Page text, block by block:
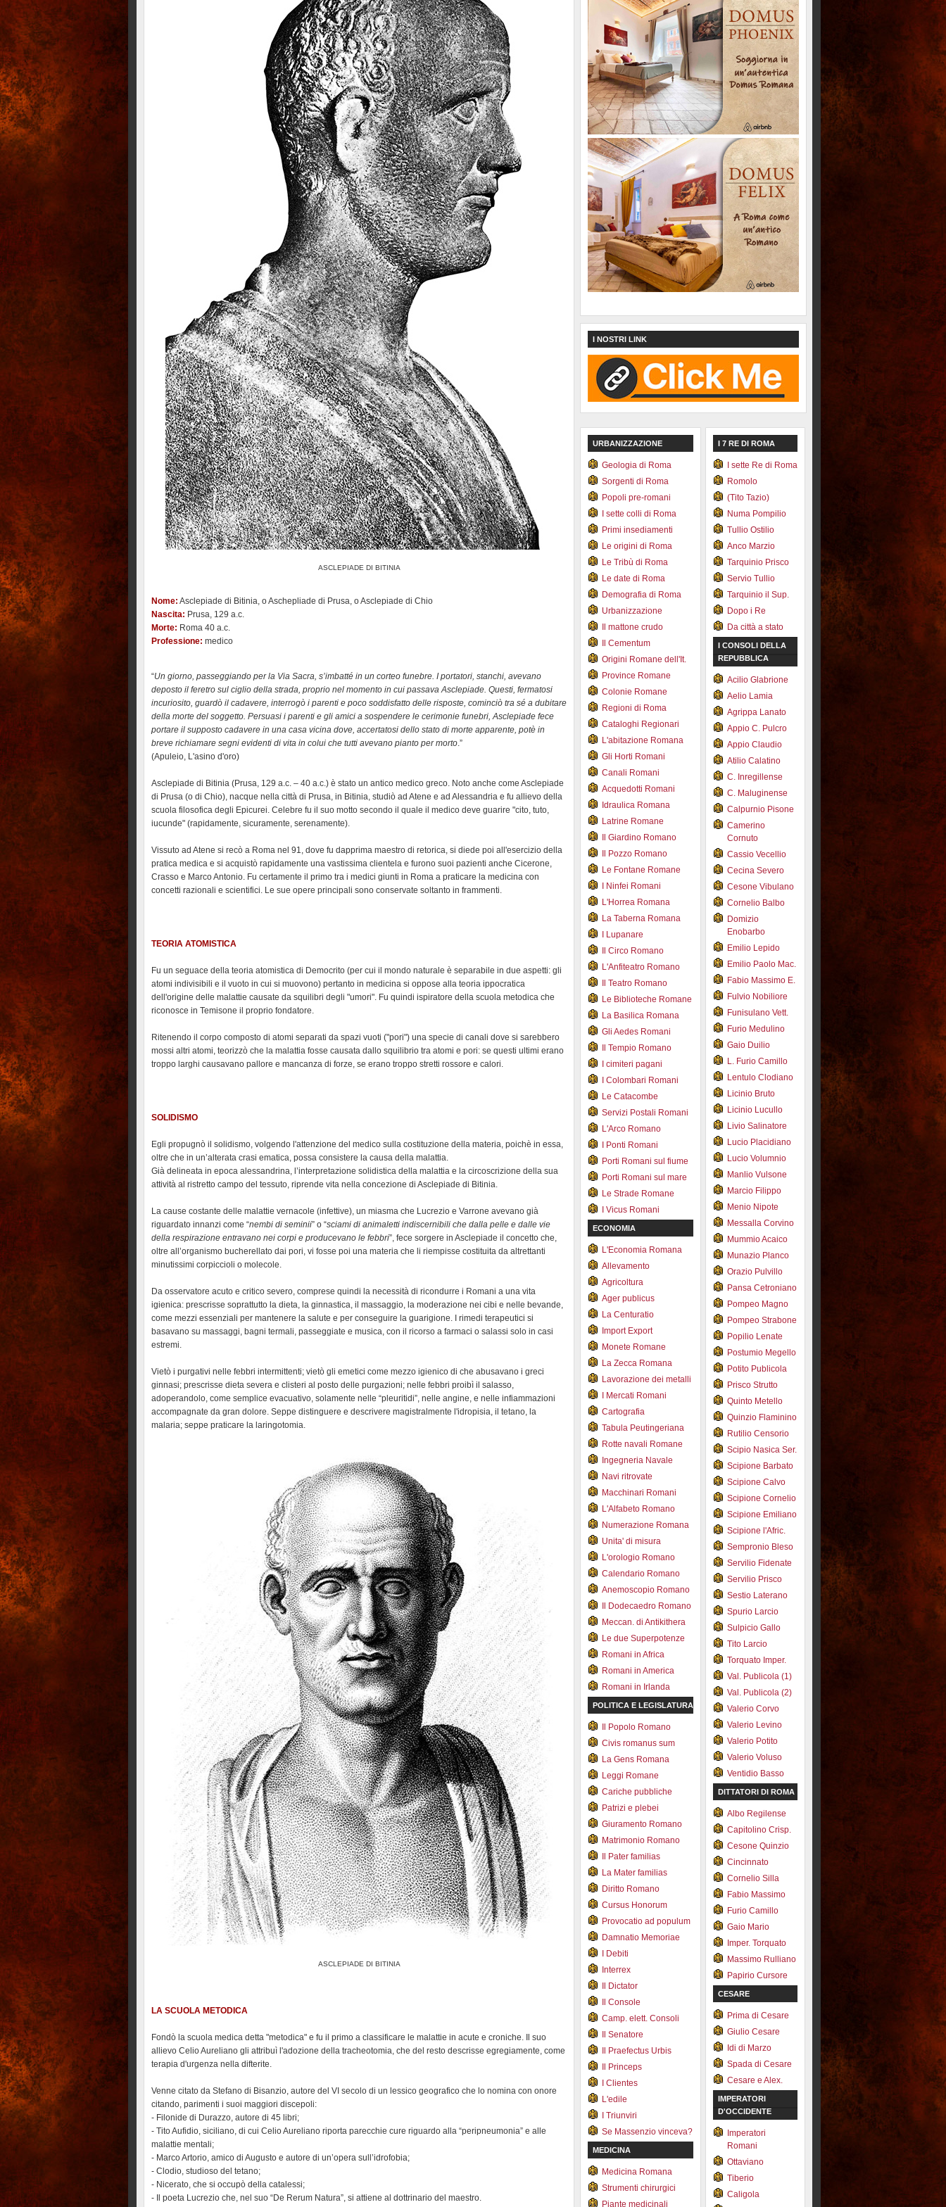
ASCLEPIADE DI BITINIA
Nome: Asclepiade di Bitinia, o Aschepliade di Prusa, o Asclepiade di Chio
Nascita: Prusa, 129 a.c.
Morte: Roma 40 a.c.
Professione: medico
“Un giorno, passeggiando per la Via Sacra, s’imbatté in un corteo funebre. I portatori, stanchi, avevano
deposto il feretro sul ciglio della strada, proprio nel momento in cui passava Asclepiade. Questi, fermatosi
incuriosito, guardò il cadavere, interrogò i parenti e poco soddisfatto delle risposte, cominciò tra sé a dubitare
della morte del soggetto. Persuasi i parenti e gli amici a sospendere le cerimonie funebri, Asclepiade fece
portare il supposto cadavere in una casa vicina dove, accertatosi dello stato di morte apparente, potè in
breve richiamare segni evidenti di vita in colui che tutti avevano pianto per morto.”
(Apuleio, L'asino d'oro)
Asclepiade di Bitinia (Prusa, 129 a.c. – 40 a.c.) è stato un antico medico greco. Noto anche come Asclepiade
di Prusa (o di Chio), nacque nella città di Prusa, in Bitinia, studiò ad Atene e ad Alessandria e fu allievo della
scuola filosofica degli Epicurei. Celebre fu il suo motto secondo il quale il medico deve guarire "cito, tuto,
iucunde" (rapidamente, sicuramente, serenamente).
Vissuto ad Atene si recò a Roma nel 91, dove fu dapprima maestro di retorica, si diede poi all'esercizio della
pratica medica e si acquistò rapidamente una vastissima clientela e furono suoi pazienti anche Cicerone,
Crasso e Marco Antonio. Fu certamente il primo tra i medici giunti in Roma a praticare la medicina con
concetti razionali e scientifici. Le sue opere principali sono conservate soltanto in frammenti.
TEORIA ATOMISTICA
Fu un seguace della teoria atomistica di Democrito (per cui il mondo naturale è separabile in due aspetti: gli
atomi indivisibili e il vuoto in cui si muovono) pertanto in medicina si oppose alla teoria ippocratica
dell'origine delle malattie causate da squilibri degli "umori". Fu quindi ispiratore della scuola metodica che
riconosce in Temisone il proprio fondatore.
Ritenendo il corpo composto di atomi separati da spazi vuoti ("pori") una specie di canali dove si sarebbero
mossi altri atomi, teorizzò che la malattia fosse causata dallo squilibrio tra atomi e pori: se questi ultimi erano
troppo larghi causavano pallore e mancanza di forze, se erano troppo stretti rossore e calori.
SOLIDISMO
Egli propugnò il solidismo, volgendo l'attenzione del medico sulla costituzione della materia, poichè in essa,
oltre che in un’alterata crasi ematica, possa consistere la causa della malattia.
Già delineata in epoca alessandrina, l’interpretazione solidistica della malattia e la circoscrizione della sua
attività al ristretto campo del tessuto, riprende vita nella concezione di Asclepiade di Bitinia.
La cause costante delle malattie vernacole (infettive), un miasma che Lucrezio e Varrone avevano già
riguardato innanzi come “nembi di seminii” o “sciami di animaletti indiscernibili che dalla pelle e dalle vie
della respirazione entravano nei corpi e producevano le febbri”, fece sorgere in Asclepiade il concetto che,
oltre all’organismo bucherellato dai pori, vi fosse poi una materia che li riempisse costituita da altrettanti
minutissimi corpiccioli o molecole.
Da osservatore acuto e critico severo, comprese quindi la necessità di ricondurre i Romani a una vita
igienica: prescrisse soprattutto la dieta, la ginnastica, il massaggio, la moderazione nei cibi e nelle bevande,
come mezzi essenziali per mantenere la salute e per conseguire la guarigione. I rimedi terapeutici si
basavano su massaggi, bagni termali, passeggiate e musica, con il ricorso a farmaci o salassi solo in casi
estremi.
Vietò i purgativi nelle febbri intermittenti; vietò gli emetici come mezzo igienico di che abusavano i greci
ginnasi; prescrisse dieta severa e clisteri al posto delle purgazioni; nelle febbri proibì il salasso,
adoperandolo, come semplice evacuativo, solamente nelle “pleuritidi”, nelle angine, e nelle infiammazioni
accompagnate da gran dolore. Seppe distinguere e descrivere magistralmente l'idropisia, il tetano, la
malaria; seppe praticare la laringotomia.
ASCLEPIADE DI BITINIA
LA SCUOLA METODICA
Fondò la scuola medica detta "metodica" e fu il primo a classificare le malattie in acute e croniche. Il suo
allievo Celio Aureliano gli attribuì l'adozione della tracheotomia, che del resto descrisse egregiamente, come
terapia d'urgenza nella difterite.
Venne citato da Stefano di Bisanzio, autore del VI secolo di un lessico geografico che lo nomina con onore
citando, parimenti i suoi maggiori discepoli:
- Filonide di Durazzo, autore di 45 libri;
- Tito Aufidio, siciliano, di cui Celio Aureliano riporta parecchie cure riguardo alla “peripneumonia” e alle
malattie mentali;
- Marco Artorio, amico di Augusto e autore di un’opera sull’idrofobia;
- Clodio, studioso del tetano;
- Nicerato, che si occupò della catalessi;
- Il poeta Lucrezio che, nel suo “De Rerum Natura”, si attiene al dottrinario del maestro.
I NOSTRI LINK
URBANIZZAZIONE
Geologia di Roma
Sorgenti di Roma
Popoli pre-romani
I sette colli di Roma
Primi insediamenti
Le origini di Roma
Le Tribù di Roma
Le date di Roma
Demografia di Roma
Urbanizzazione
Il mattone crudo
Il Cementum
Origini Romane dell'It.
Province Romane
Colonie Romane
Regioni di Roma
Cataloghi Regionari
L'abitazione Romana
Gli Horti Romani
Canali Romani
Acquedotti Romani
Idraulica Romana
Latrine Romane
Il Giardino Romano
Il Pozzo Romano
Le Fontane Romane
I Ninfei Romani
L'Horrea Romana
La Taberna Romana
I Lupanare
Il Circo Romano
L'Anfiteatro Romano
Il Teatro Romano
Le Biblioteche Romane
La Basilica Romana
Gli Aedes Romani
Il Tempio Romano
I cimiteri pagani
I Colombari Romani
Le Catacombe
Servizi Postali Romani
L'Arco Romano
I Ponti Romani
Porti Romani sul fiume
Porti Romani sul mare
Le Strade Romane
I Vicus Romani
ECONOMIA
L'Economia Romana
Allevamento
Agricoltura
Ager publicus
La Centuratio
Import Export
Monete Romane
La Zecca Romana
Lavorazione dei metalli
I Mercati Romani
Cartografia
Tabula Peutingeriana
Rotte navali Romane
Ingegneria Navale
Navi ritrovate
Macchinari Romani
L'Alfabeto Romano
Numerazione Romana
Unita' di misura
L'orologio Romano
Calendario Romano
Anemoscopio Romano
Il Dodecaedro Romano
Meccan. di Antikithera
Le due Superpotenze
Romani in Africa
Romani in America
Romani in Irlanda
POLITICA E LEGISLATURA
Il Popolo Romano
Civis romanus sum
La Gens Romana
Leggi Romane
Cariche pubbliche
Patrizi e plebei
Giuramento Romano
Matrimonio Romano
Il Pater familias
La Mater familias
Diritto Romano
Cursus Honorum
Provocatio ad populum
Damnatio Memoriae
I Debiti
Interrex
Il Dictator
Il Console
Camp. elett. Consoli
Il Senatore
Il Praefectus Urbis
Il Princeps
I Clientes
L'edile
I Triunviri
Se Massenzio vinceva?
MEDICINA
Medicina Romana
Strumenti chirurgici
Piante medicinali
I 7 RE DI ROMA
I sette Re di Roma
Romolo
(Tito Tazio)
Numa Pompilio
Tullio Ostilio
Anco Marzio
Tarquinio Prisco
Servio Tullio
Tarquinio il Sup.
Dopo i Re
Da città a stato
I CONSOLI DELLA
REPUBBLICA
Acilio Glabrione
Aelio Lamia
Agrippa Lanato
Appio C. Pulcro
Appio Claudio
Atilio Calatino
C. Inregillense
C. Maluginense
Calpurnio Pisone
Camerino
Cornuto
Cassio Vecellio
Cecina Severo
Cesone Vibulano
Cornelio Balbo
Domizio
Enobarbo
Emilio Lepido
Emilio Paolo Mac.
Fabio Massimo E.
Fulvio Nobiliore
Funisulano Vett.
Furio Medulino
Gaio Duilio
L. Furio Camillo
Lentulo Clodiano
Licinio Bruto
Licinio Lucullo
Livio Salinatore
Lucio Placidiano
Lucio Volumnio
Manlio Vulsone
Marcio Filippo
Menio Nipote
Messalla Corvino
Mummio Acaico
Munazio Planco
Orazio Pulvillo
Pansa Cetroniano
Pompeo Magno
Pompeo Strabone
Popilio Lenate
Postumio Megello
Potito Publicola
Prisco Strutto
Quinto Metello
Quinzio Flaminino
Rutilio Censorio
Scipio Nasica Ser.
Scipione Barbato
Scipione Calvo
Scipione Cornelio
Scipione Emiliano
Scipione l'Afric.
Sempronio Bleso
Servilio Fidenate
Servilio Prisco
Sestio Laterano
Spurio Larcio
Sulpicio Gallo
Tito Larcio
Torquato Imper.
Val. Publicola (1)
Val. Publicola (2)
Valerio Corvo
Valerio Levino
Valerio Potito
Valerio Voluso
Ventidio Basso
DITTATORI DI ROMA
Albo Regilense
Capitolino Crisp.
Cesone Quinzio
Cincinnato
Cornelio Silla
Fabio Massimo
Furio Camillo
Gaio Mario
Imper. Torquato
Massimo Rulliano
Papirio Cursore
CESARE
Prima di Cesare
Giulio Cesare
Idi di Marzo
Spada di Cesare
Cesare e Alex.
IMPERATORI
D'OCCIDENTE
Imperatori
Romani
Ottaviano
Tiberio
Caligola